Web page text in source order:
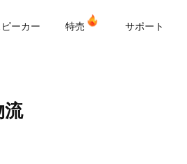
ーカー 特売 サポート
流